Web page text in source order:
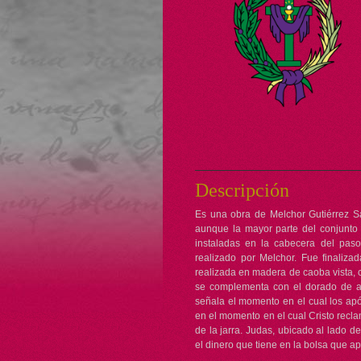
Descripción
Es una obra de Melchor Gutiérrez
aunque la mayor parte del
instaladas en la cabecera del
realizado por Melchor. Fue
realizada en madera de caoba vista,
se complementa con el dorado de
señala el momento en el cual los
en el momento en el cual Cristo
de la jarra. Judas, ubicado al lado
el dinero que tiene en la bolsa que